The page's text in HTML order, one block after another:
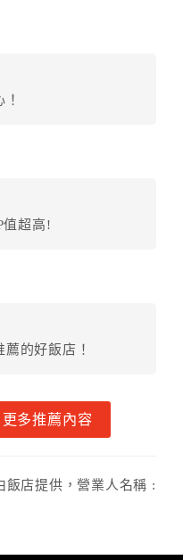
飯店）
時，請注意！為避免飯
未提出申辦，視同無條
飯店，異動完成後不
依下列標準申辦：
扣除總計25%為手續費
扣除總計45%為手續費
值超高!
的好飯店！
更多推薦內容
飯店提供，營業人名稱 :